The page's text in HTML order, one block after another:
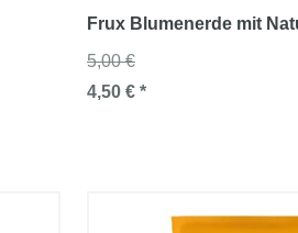
Frux Blumenerde mit
5,00 €
4,50 € *